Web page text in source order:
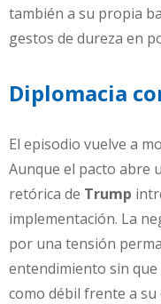
también a su propia
gestos de dureza en
Diplomacia
El episodio vuelve a
Aunque el pacto abre
retórica de Trump
implementación. La
por una tensión
entendimiento sin
como débil frente a